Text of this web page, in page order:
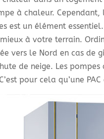
à chaleur.
est un élément
à votre terrain.
vers le Nord en cas de
de neige. Les
pour cela qu’une